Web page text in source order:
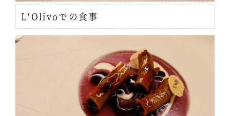
L‘Olivoでの食事